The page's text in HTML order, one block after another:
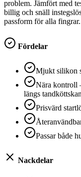
problem. Jämfört med
billig och snäll
passform för alla fingrar.
Fördelar
Mjukt silikon
Nära kontroll
längs
Prisvärd
Passar både
Nackdelar